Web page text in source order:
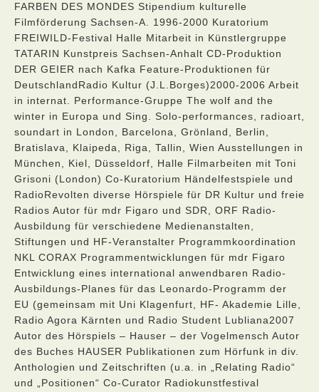
FARBEN DES MONDES Stipendium kulturelle
Filmförderung Sachsen-A. 1996-2000 Kuratorium
FREIWILD-Festival Halle Mitarbeit in Künstlergruppe
TATARIN Kunstpreis Sachsen-Anhalt CD-Produktion
DER GEIER nach Kafka Feature-Produktionen für
DeutschlandRadio Kultur (J.L.Borges)2000-2006 Arbeit
in internat. Performance-Gruppe The wolf and the
winter in Europa und Sing. Solo-performances, radioart,
soundart in London, Barcelona, Grönland, Berlin,
Bratislava, Klaipeda, Riga, Tallin, Wien Ausstellungen in
München, Kiel, Düsseldorf, Halle Filmarbeiten mit Toni
Grisoni (London) Co-Kuratorium Händelfestspiele und
RadioRevolten diverse Hörspiele für DR Kultur und freie
Radios Autor für mdr Figaro und SDR, ORF Radio-
Ausbildung für verschiedene Medienanstalten,
Stiftungen und HF-Veranstalter Programmkoordination
NKL CORAX Programmentwicklungen für mdr Figaro
Entwicklung eines international anwendbaren Radio-
Ausbildungs-Planes für das Leonardo-Programm der
EU (gemeinsam mit Uni Klagenfurt, HF- Akademie Lille,
Radio Agora Kärnten und Radio Student Lubliana2007
Autor des Hörspiels – Hauser – der Vogelmensch Autor
des Buches HAUSER Publikationen zum Hörfunk in div.
Anthologien und Zeitschriften (u.a. in „Relating Radio“
und „Positionen“ Co-Curator Radiokunstfestival